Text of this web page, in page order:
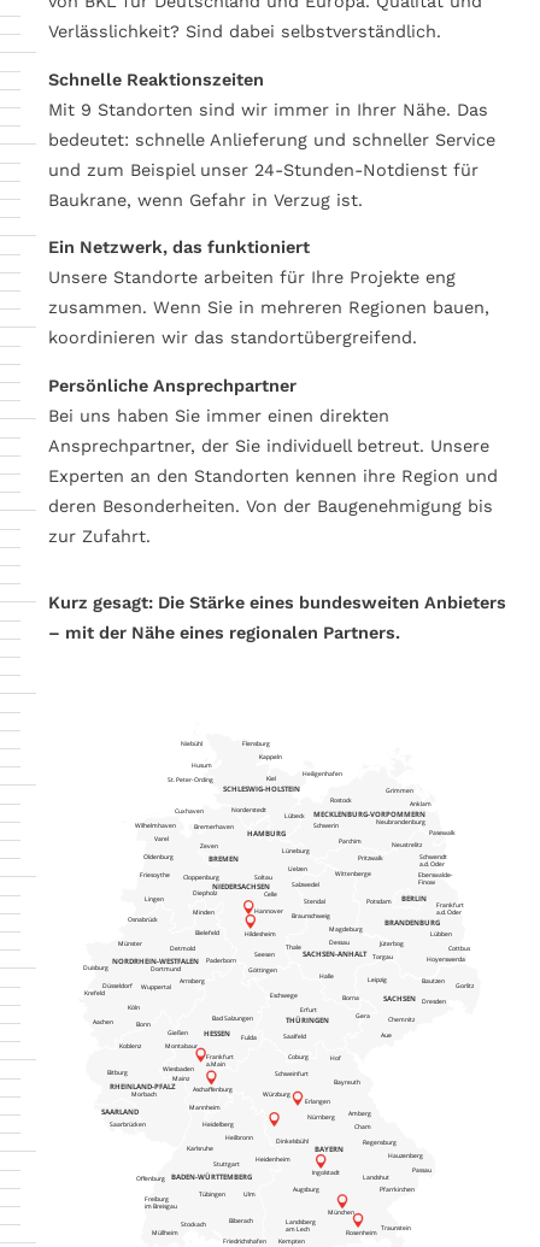
Verlässlichkeit? Sind dabei selbstverständlich.
Schnelle Reaktionszeiten
Mit 9 Standorten sind wir immer in Ihrer Nähe. Das
bedeutet: schnelle Anlieferung und schneller Service
und zum Beispiel unser 24-Stunden-Notdienst für
Baukrane, wenn Gefahr in Verzug ist.
Ein Netzwerk, das funktioniert
Unsere Standorte arbeiten für Ihre Projekte eng
zusammen. Wenn Sie in mehreren Regionen bauen,
koordinieren wir das standortübergreifend.
Persönliche Ansprechpartner
Bei uns haben Sie immer einen direkten
Ansprechpartner, der Sie individuell betreut. Unsere
Experten an den Standorten kennen ihre Region und
deren Besonderheiten. Von der Baugenehmigung bis
zur Zufahrt.
Kurz gesagt: Die Stärke eines bundesweiten Anbieters
– mit der Nähe eines regionalen Partners.
München
Stuttgart
Saarbrücken
Mainz
Wiesbaden
Erfurt
Dresden
Magdeburg
Potsdam
Düsseldorf
Schwerin
Kiel
BAYERN
BADEN-WÜRTTEMBERG
SAARLAND
RHEINLAND-PFALZ
HESSEN
THÜRINGEN
SACHSEN
BRANDENBURG
SACHSEN-ANHALT
NORDRHEIN-WESTFALEN
NIEDERSACHSEN
BERLIN
BREMEN
HAMBURG
MECKLENBURG-VORPOMMERN
SCHLESWIG-HOLSTEIN
Flensburg
Kappeln
Husum
Niebühl
St. Peter-Ording
Heiligenhafen
Grimmen
Rostock
Anklam
Neubrandenburg
Pasewalk
Neustrelitz
Parchim
Lübeck
Norderstedt
Cuxhaven
Bremerhaven
Wilhelmhaven
Varel
Oldenburg
Friesoythe Cloppenburg
Zeven
Soltau
Uelzen
Lüneburg
Pritzwalk
Wittenberge
Eberswalde-
Finow
Salzwedel
Stendal
Celle
Minden
Diepholz
Lingen
Osnabrück
Münster
Duisburg
Krefeld
Dortmund
Paderborn
Seesen
Hildesheim
Hannover
Göttingen
Eschwege Borna
Gera
Chemnitz
Aue
Hof
Saalfeld
Fulda
Bad Salzungen
Gießen
Wuppertal
Arnsberg
Köln
Bonn
Aachen
Koblenz
Bitburg
Morbach
Montabaur
Frankfurt
a.Main
Aschaffenburg
Coburg
Schweinfurt
Bayreuth
Würzburg
Erlangen
Amberg
Cham
Regensburg
Hauzenberg
Heidenheim
Dinkelsbühl
Nürnberg
Mannheim
Heidelberg
Heilbronn
Karlsruhe
Offenburg
Freiburg
im Breisgau
Müllheim
Stockach
Friedrichshafen
Biberach
Tübingen
Landshut
Passau
Pfarrkirchen
Traunstein
Rosenheim
Augsburg
Ingolstadt
Ulm
Landsberg
am Lech
Kempten
Detmold
Bielefeld
Braunschweig
Dessau Jüterbog
Lübben
Frankfurt
a.d. Oder
Cottbus
Hoyerswerda
Bautzen
Gorlitz
Leipzig
Torgau
Halle
Thale
Schwendt
a.d. Oder